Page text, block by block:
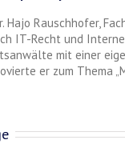
Hajo Rauschhofer,
IT-Recht und
mit einer
er zum Thema